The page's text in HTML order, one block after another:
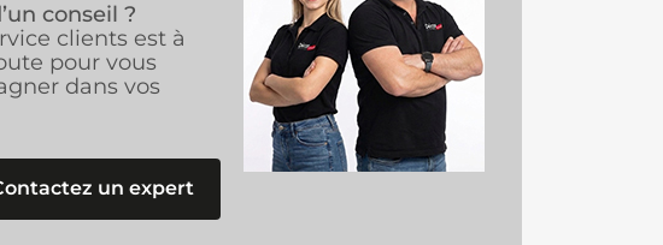
conseil ?
clients est à
pour vous
dans vos
un expert